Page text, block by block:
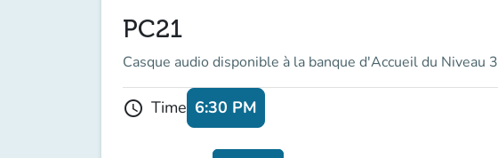
PC21
Casque audio disponible à la banque d'Accueil du Niveau 3
schedule Time 6:30 PM